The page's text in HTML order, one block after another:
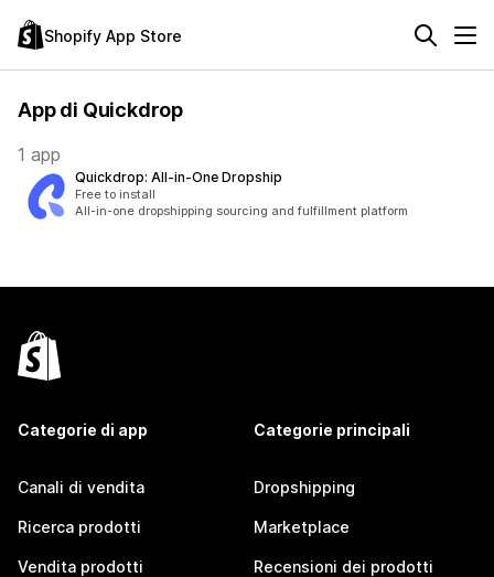
Shopify App Store
App di Quickdrop
1 app
Quickdrop: All‑in‑One Dropship
Free to install
All-in-one dropshipping sourcing and fulfillment platform
Categorie di app
Canali di vendita
Ricerca prodotti
Vendita prodotti
Categorie principali
Dropshipping
Marketplace
Recensioni dei prodotti